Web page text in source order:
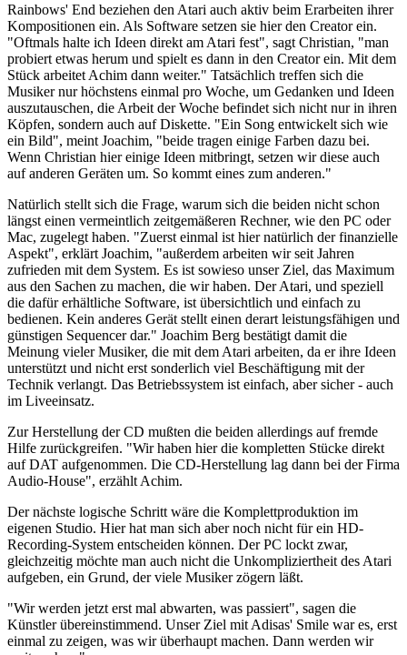
Rainbows' End beziehen den Atari auch aktiv beim Erarbeiten ihrer
Kompositionen ein. Als Software setzen sie hier den Creator ein.
"Oftmals halte ich Ideen direkt am Atari fest", sagt Christian, "man
probiert etwas herum und spielt es dann in den Creator ein. Mit dem
Stück arbeitet Achim dann weiter." Tatsächlich treffen sich die
Musiker nur höchstens einmal pro Woche, um Gedanken und Ideen
auszutauschen, die Arbeit der Woche befindet sich nicht nur in ihren
Köpfen, sondern auch auf Diskette. "Ein Song entwickelt sich wie
ein Bild", meint Joachim, "beide tragen einige Farben dazu bei.
Wenn Christian hier einige Ideen mitbringt, setzen wir diese auch
auf anderen Geräten um. So kommt eines zum anderen."
Natürlich stellt sich die Frage, warum sich die beiden nicht schon
längst einen vermeintlich zeitgemäßeren Rechner, wie den PC oder
Mac, zugelegt haben. "Zuerst einmal ist hier natürlich der finanzielle
Aspekt", erklärt Joachim, "außerdem arbeiten wir seit Jahren
zufrieden mit dem System. Es ist sowieso unser Ziel, das Maximum
aus den Sachen zu machen, die wir haben. Der Atari, und speziell
die dafür erhältliche Software, ist übersichtlich und einfach zu
bedienen. Kein anderes Gerät stellt einen derart leistungsfähigen und
günstigen Sequencer dar." Joachim Berg bestätigt damit die
Meinung vieler Musiker, die mit dem Atari arbeiten, da er ihre Ideen
unterstützt und nicht erst sonderlich viel Beschäftigung mit der
Technik verlangt. Das Betriebssystem ist einfach, aber sicher - auch
im Liveeinsatz.
Zur Herstellung der CD mußten die beiden allerdings auf fremde
Hilfe zurückgreifen. "Wir haben hier die kompletten Stücke direkt
auf DAT aufgenommen. Die CD-Herstellung lag dann bei der Firma
Audio-House", erzählt Achim.
Der nächste logische Schritt wäre die Komplettproduktion im
eigenen Studio. Hier hat man sich aber noch nicht für ein HD-
Recording-System entscheiden können. Der PC lockt zwar,
gleichzeitig möchte man auch nicht die Unkompliziertheit des Atari
aufgeben, ein Grund, der viele Musiker zögern läßt.
"Wir werden jetzt erst mal abwarten, was passiert", sagen die
Künstler übereinstimmend. Unser Ziel mit Adisas' Smile war es, erst
einmal zu zeigen, was wir überhaupt machen. Dann werden wir